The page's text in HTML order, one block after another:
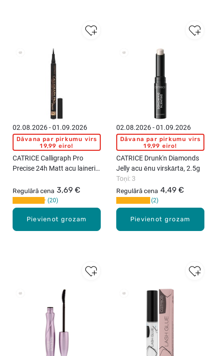
Pievienot grozam
02.08.2026 - 01.09.2026
Dāvana par pirkumu virs
19,99 eiro!
CATRICE Calligraph Pro
Precise 24h Matt acu laineris,
Regulārā cena 3,69 €
20
Pievienot grozam
02.08.2026 - 01.09.2026
Dāvana par pirkumu virs
19,99 eiro!
CATRICE Drunk'n Diamonds
Jelly acu ēnu virskārta, 2.5g
Regulārā cena 4,49 €
Toņi: 3
2